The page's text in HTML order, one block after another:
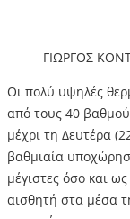
ΓΙΩΡΓΟΣ
Οι πολύ υψηλές
από τους 40
μέχρι τη Δευτέρα
βαθμιαία
μέγιστες όσο και
αισθητή στα μέσα